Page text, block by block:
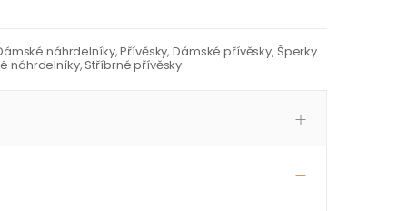
náhrdelníky,Přívěsky,Dámské přívěsky, Šperky
náhrdelníky,Stříbrné přívěsky